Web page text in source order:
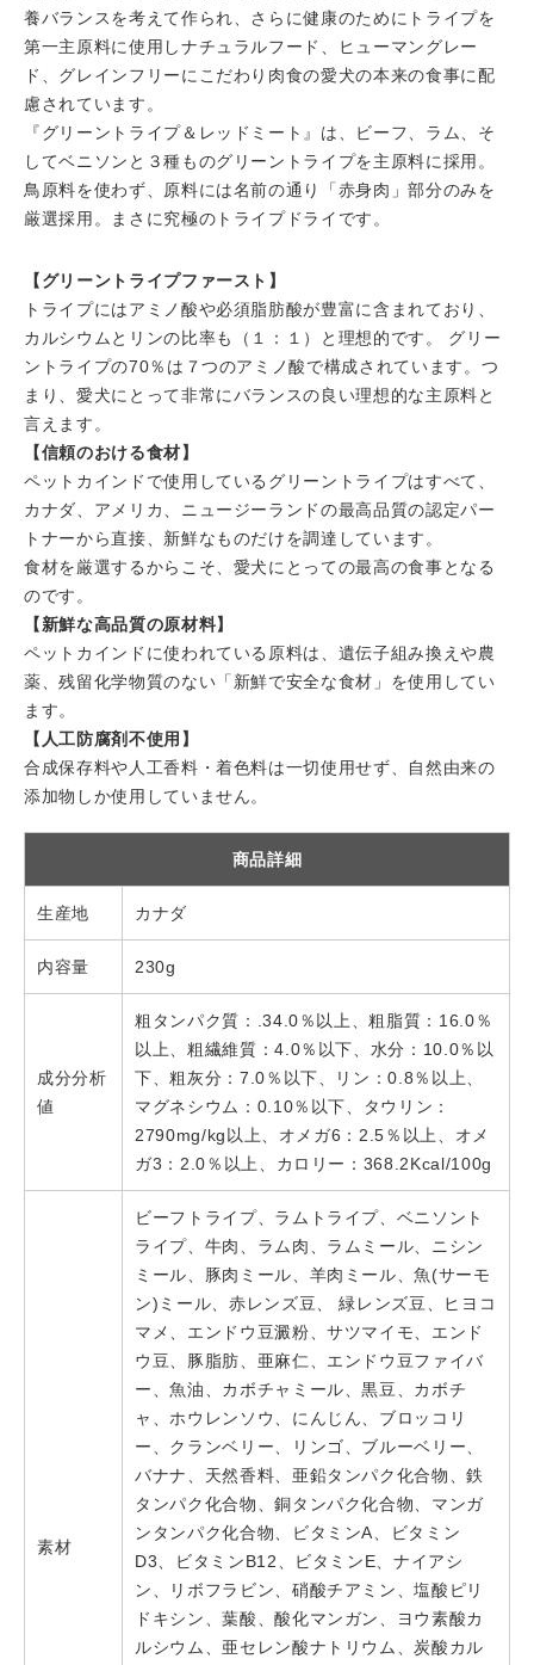
養バランスを考えて作られ、さらに健康のためにトライプを
第一主原料に使用しナチュラルフード、ヒューマングレー
ド、グレインフリーにこだわり肉食の愛犬の本来の食事に配
慮されています。
『グリーントライプ＆レッドミート』は、ビーフ、ラム、そ
してベニソンと３種ものグリーントライプを主原料に採用。
鳥原料を使わず、原料には名前の通り「赤身肉」部分のみを
厳選採用。まさに究極のトライプドライです。
【グリーントライプファースト】
トライプにはアミノ酸や必須脂肪酸が豊富に含まれており、
カルシウムとリンの比率も（１：１）と理想的です。 グリー
ントライプの70％は７つのアミノ酸で構成されています。つ
まり、愛犬にとって非常にバランスの良い理想的な主原料と
言えます。
【信頼のおける食材】
ペットカインドで使用しているグリーントライプはすべて、
カナダ、アメリカ、ニュージーランドの最高品質の認定パー
トナーから直接、新鮮なものだけを調達しています。
食材を厳選するからこそ、愛犬にとっての最高の食事となる
のです。
【新鮮な高品質の原材料】
ペットカインドに使われている原料は、遺伝子組み換えや農
薬、残留化学物質のない「新鮮で安全な食材」を使用してい
ます。
【人工防腐剤不使用】
合成保存料や人工香料・着色料は一切使用せず、自然由来の
添加物しか使用していません。
商品詳細
生産地 カナダ
内容量 230g
成分分析
値
粗タンパク質：.34.0％以上、粗脂質：16.0％
以上、粗繊維質：4.0％以下、水分：10.0％以
下、粗灰分：7.0％以下、リン：0.8％以上、
マグネシウム：0.10％以下、タウリン：
2790mg/kg以上、オメガ6：2.5％以上、オメ
ガ3：2.0％以上、カロリー：368.2Kcal/100g
素材
ビーフトライプ、ラムトライプ、ベニソント
ライプ、牛肉、ラム肉、ラムミール、ニシン
ミール、豚肉ミール、羊肉ミール、魚(サーモ
ン)ミール、赤レンズ豆、 緑レンズ豆、ヒヨコ
マメ、エンドウ豆澱粉、サツマイモ、エンド
ウ豆、豚脂肪、亜麻仁、エンドウ豆ファイバ
ー、魚油、カボチャミール、黒豆、カボチ
ャ、ホウレンソウ、にんじん、ブロッコリ
ー、クランベリー、リンゴ、ブルーベリー、
バナナ、天然香料、亜鉛タンパク化合物、鉄
タンパク化合物、銅タンパク化合物、マンガ
ンタンパク化合物、ビタミンA、ビタミン
D3、ビタミンB12、ビタミンE、ナイアシ
ン、リボフラビン、硝酸チアミン、塩酸ピリ
ドキシン、葉酸、酸化マンガン、ヨウ素酸カ
ルシウム、亜セレン酸ナトリウム、炭酸カル